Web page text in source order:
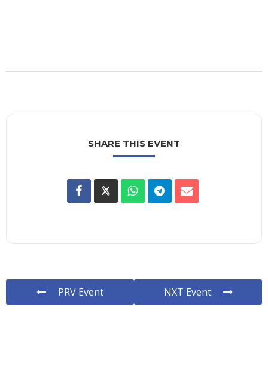
SHARE THIS EVENT
PRV Event NXT Event